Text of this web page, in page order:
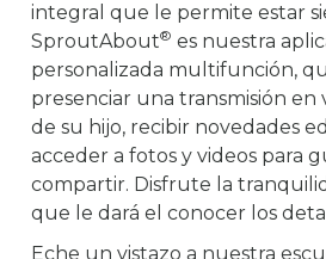
integral que le permite estar
SproutAbout® es nuestra
personalizada multifunción,
presenciar una transmisión en
de su hijo, recibir novedades
acceder a fotos y videos para
compartir. Disfrute la
que le dará el conocer los
Eche un vistazo a nuestra